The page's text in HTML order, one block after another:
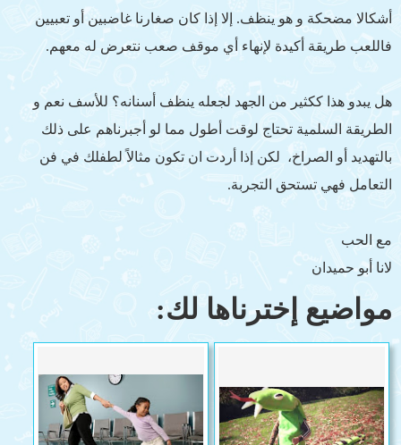
أشكالا مضحكة و هو ينظف. إلا إذا كان صغارنا غاضبين أو تعبيين
فاللعب طريقة أكيدة لإنهاء أي موقف صعب نتعرض له معهم.
هل يبدو هذا ككثير من الجهد لجعله ينظف أسنانه؟ للأسف نعم و
الطريقة السلمية تحتاج لوقت أطول مما لو أجبرناهم على ذلك
بالتهديد أو الصراخ، لكن إذا أردت ان تكون مثالاً لطفلك في فن
التعامل فهي تستحق التجربة.
مع الحب
لانا أبو حميدان
مواضيع إخترناها لك: